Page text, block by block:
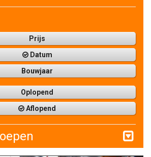
Prijs
Datum
Bouwjaar
Oplopend
Aflopend